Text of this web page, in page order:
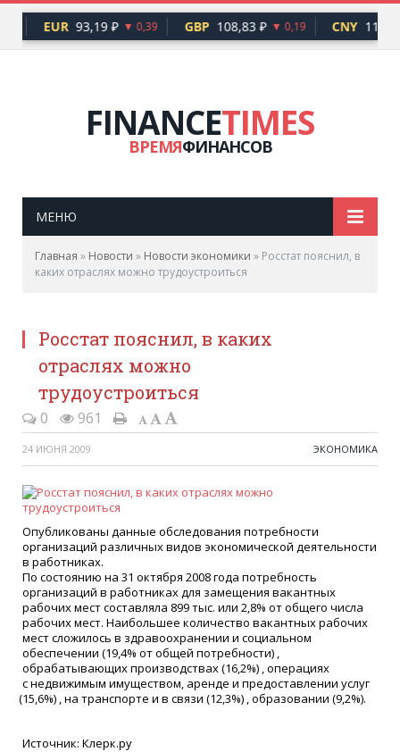
EUR 93,19 ₽ ▼ 0,39 GBP 108,83 ₽ ▼ 0,19 CNY 11,97
FINANCETIMES
ВРЕМЯФИНАНСОВ
МЕНЮ
Главная » Новости » Новости экономики » Росстат пояснил, в
каких отраслях можно трудоустроиться
Росстат пояснил, в каких
отраслях можно
трудоустроиться
0 961
24 ИЮНЯ 2009 ЭКОНОМИКА
Опубликованы данные обследования потребности
организаций различных видов экономической деятельности
в работниках.
По состоянию на 31 октября 2008 года потребность
организаций в работниках для замещения вакантных
рабочих мест составляла 899 тыс. или 2,8% от общего числа
рабочих мест. Наибольшее количество вакантных рабочих
мест сложилось в здравоохранении и социальном
обеспечении (19,4% от общей потребности) ,
обрабатывающих производствах(16,2%) , операциях
с недвижимым имуществом, аренде и предоставлении услуг
(15,6%) , на транспорте и в связи (12,3%) , образовании (9,2%).
Источник: Клерк.ру